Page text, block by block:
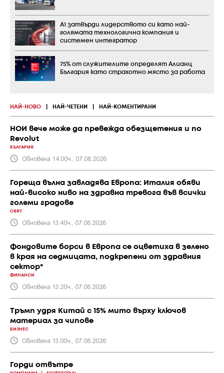
НАЙ-НОВО НАЙ-ЧЕТЕНИ НАЙ-КОМЕНТИРАНИ
НОИ вече може да превежда обезщетения и по
Revolut
БЪЛГАРИЯ
Обновена 14:00ч., 07.08.2026
Гореща вълна завладява Европа: Италия обяви
най-високо ниво на здравна тревога във всички
големи градове
СВЯТ
Обновена 13:40ч., 07.08.2026
Фондовите борси в Европа се оцветиха в зелено
в края на седмицата, подкрепени от здравния
сектор*
ФИНАНСИ
Обновена 13:20ч., 07.08.2026
Тръмп удря Китай с 15% мито върху ключов
материал за чипове
БИЗНЕС
Обновена 13:00ч., 07.08.2026
Горди отвътре
А1 затвърди лидерството си като най-
голямата технологична компания и
системен интегратор
75% от служителите определят Алианц
България като страхотно място за работа